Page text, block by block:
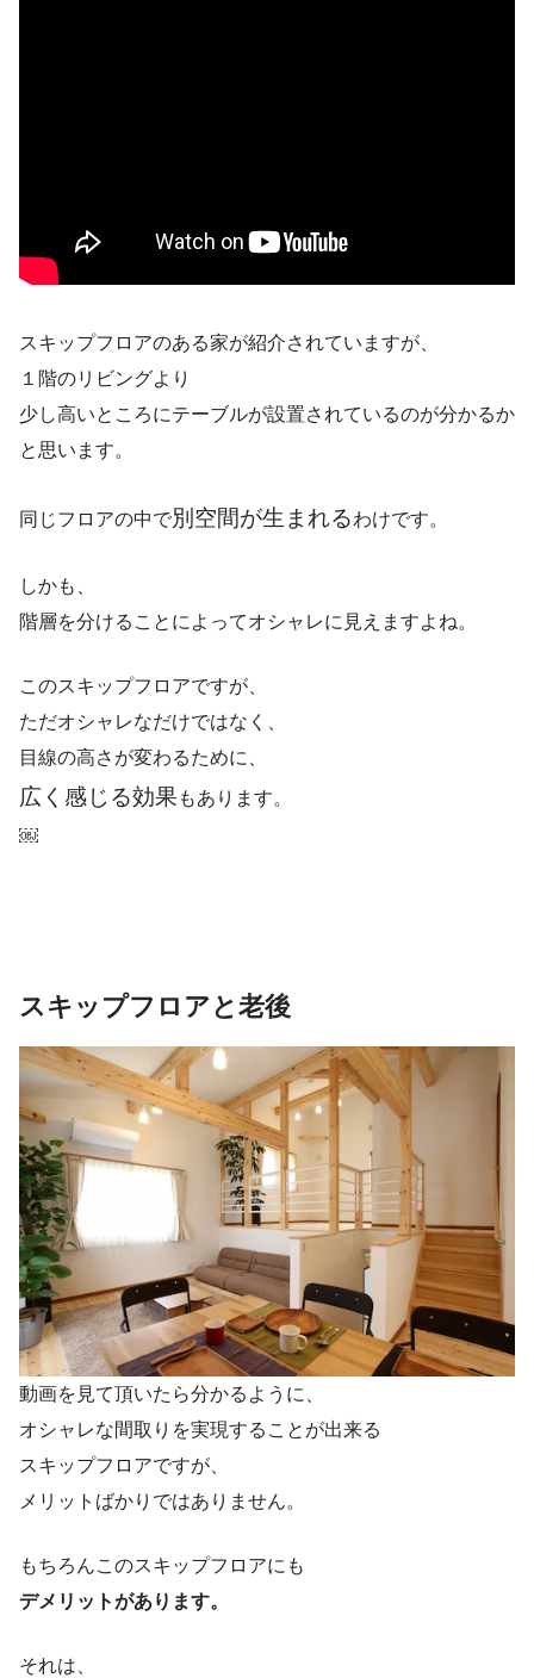
スキップフロアのある家が紹介されていますが、
１階のリビングより
少し高いところにテーブルが設置されているのが分かるか
と思います。
同じフロアの中で別空間が生まれるわけです。
しかも、
階層を分けることによってオシャレに見えますよね。
このスキップフロアですが、
ただオシャレなだけではなく、
目線の高さが変わるために、
広く感じる効果 もあります。
￼
スキップフロアと老後
動画を見て頂いたら分かるように、
オシャレな間取りを実現することが出来る
スキップフロアですが、
メリットばかりではありません。
もちろんこのスキップフロアにも
デメリットがあります。
それは、